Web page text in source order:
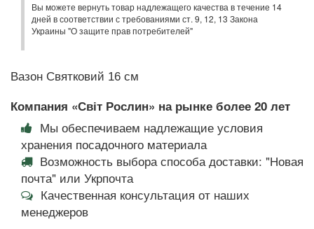
Вы можете вернуть товар надлежащего качества в течение 14
дней в соответствии с требованиями ст. 9, 12, 13 Закона
Украины "О защите прав потребителей"
Вазон Святковий 16 см
Компания «Світ Рослин» на рынке более 20 лет
Мы обеспечиваем надлежащие условия
хранения посадочного материала
Возможность выбора способа доставки: "Новая
почта" или Укрпочта
Качественная консультация от наших
менеджеров